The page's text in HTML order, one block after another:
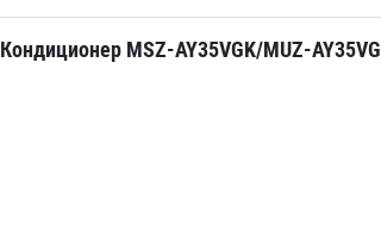
Кондиционер MSZ-AY35VGK/MUZ-AY35VG